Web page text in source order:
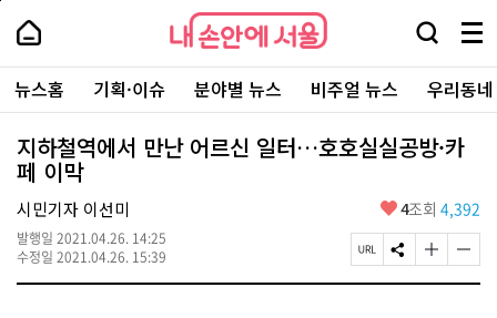
본
로
가
내
손
안
에
서
울
-
서
울
시
대
표
소
통
포
내
손
에
울
검
창
열
기
메
뉴
전
체
보
주
요
서
뉴스홈 기획·이슈 분야별 뉴스 비주얼 뉴스 우리동
지하철역에서 만난 어르신 일터…호호실실공방·카
페 이막
시민기자 이선미
발행일 2021.04.26. 14:25
수정일 2021.04.26. 15:39
좋
요
4조회 4,392
페
이
S
N
글
자
글
자
페
상
단
로